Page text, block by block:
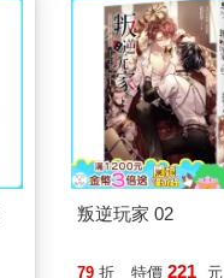
叛逆玩家 02
79 折 特價 221 元